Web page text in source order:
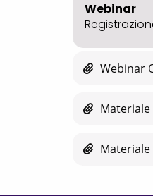
Webinar
Webinar
Materiale
Materiale